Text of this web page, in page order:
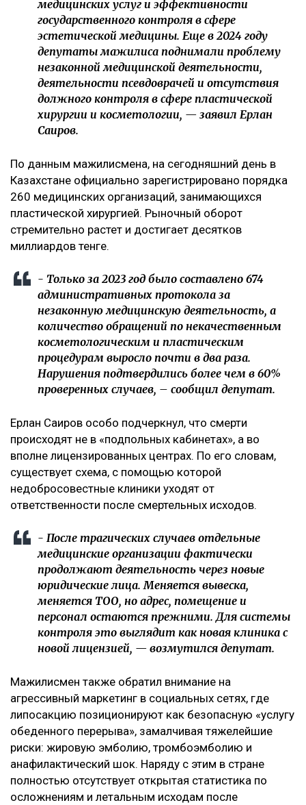
медицинских услуг и эффективности
государственного контроля в сфере
эстетической медицины. Еще в 2024 году
депутаты мажилиса поднимали проблему
незаконной медицинской деятельности,
деятельности псевдоврачей и отсутствия
должного контроля в сфере пластической
хирургии и косметологии, — заявил Ерлан
Саиров.
По данным мажилисмена, на сегодняшний день в
Казахстане официально зарегистрировано порядка
260 медицинских организаций, занимающихся
пластической хирургией. Рыночный оборот
стремительно растет и достигает десятков
миллиардов тенге.
- Только за 2023 год было составлено 674
административных протокола за
незаконную медицинскую деятельность, а
количество обращений по некачественным
косметологическим и пластическим
процедурам выросло почти в два раза.
Нарушения подтвердились более чем в 60%
проверенных случаев, – сообщил депутат.
Ерлан Саиров особо подчеркнул, что смерти
происходят не в «подпольных кабинетах», а во
вполне лицензированных центрах. По его словам,
существует схема, с помощью которой
недобросовестные клиники уходят от
ответственности после смертельных исходов.
- После трагических случаев отдельные
медицинские организации фактически
продолжают деятельность через новые
юридические лица. Меняется вывеска,
меняется ТОО, но адрес, помещение и
персонал остаются прежними. Для системы
контроля это выглядит как новая клиника с
новой лицензией, — возмутился депутат.
Мажилисмен также обратил внимание на
агрессивный маркетинг в социальных сетях, где
липосакцию позиционируют как безопасную «услугу
обеденного перерыва», замалчивая тяжелейшие
риски: жировую эмболию, тромбоэмболию и
анафилактический шок. Наряду с этим в стране
полностью отсутствует открытая статистика по
осложнениям и летальным исходам после